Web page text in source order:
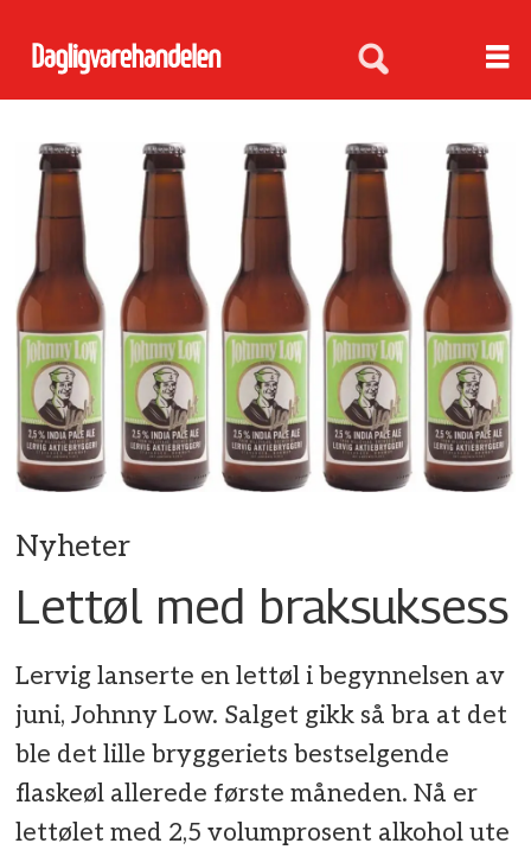
Nyheter
Lettøl med braksuksess
Lervig lanserte en lettøl i begynnelsen av
juni, Johnny Low. Salget gikk så bra at det
ble det lille bryggeriets bestselgende
flaskeøl allerede første måneden. Nå er
lettølet med 2,5 volumprosent alkohol ute